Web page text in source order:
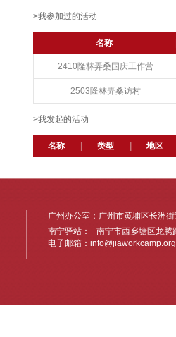
>我参加过的活动
名称
2410隆林弄桑国庆工作营
2503隆林弄桑访村
>我发起的活动
名称 类型 地区
广州办公室：广州市黄埔区长洲
南宁驿站： 南宁市西乡塘区龙
电子邮箱： info@jiaworkcamp.org